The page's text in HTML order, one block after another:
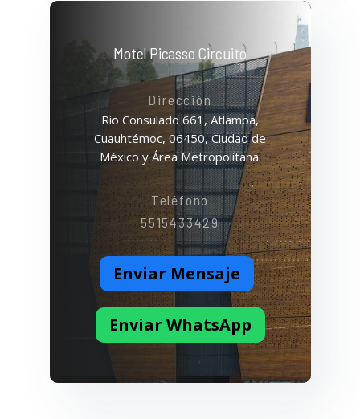
Motel Picasso Circuito
Dirección
Rio Consulado 661, Atlampa,
Cuauhtémoc, 06450, Ciudad de
México y Área Metropolitana.
Teléfono
5515433429
Enviar Mensaje
Enviar WhatsApp